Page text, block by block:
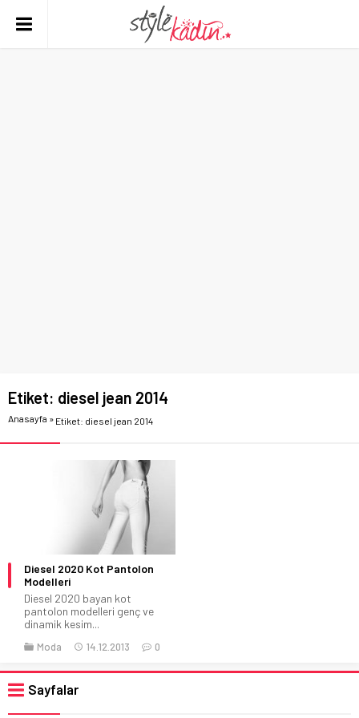
Etiket: diesel jean 2014
Anasayfa » Etiket: diesel jean 2014
Diesel 2020 Kot Pantolon
Modelleri
Diesel 2020 bayan kot
pantolon modelleri genç ve
dinamik kesim...
Moda 14.12.2013 0
Sayfalar